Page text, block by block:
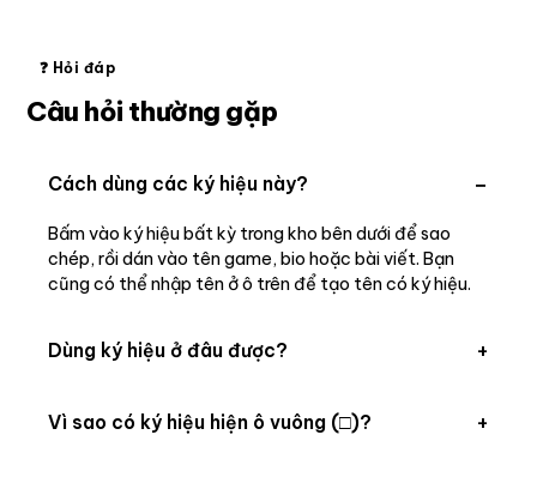
❓ Hỏi đáp
Câu hỏi thường gặp
Cách dùng các ký hiệu này? −
Bấm vào ký hiệu bất kỳ trong kho bên dưới để sao
chép, rồi dán vào tên game, bio hoặc bài viết. Bạn
cũng có thể nhập tên ở ô trên để tạo tên có ký hiệu.
Dùng ký hiệu ở đâu được? +
Instagram và tên nhân vật game.
Vì sao có ký hiệu hiện ô vuông (□)? +